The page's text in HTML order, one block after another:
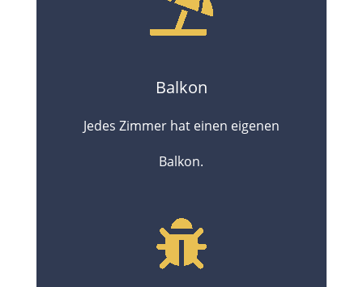
Balkon
Jedes Zimmer hat einen eigenen
Balkon.